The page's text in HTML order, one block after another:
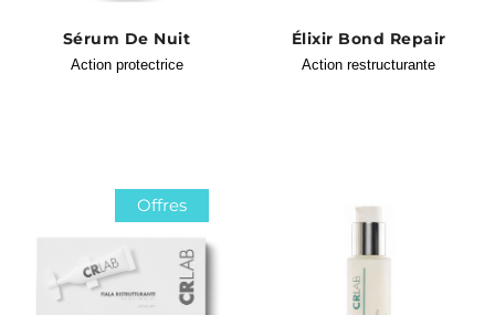
Sérum De Nuit
Action protectrice
Élixir Bond Repair
Action restructurante
Offres